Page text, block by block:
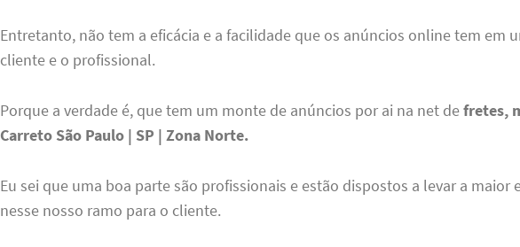
Entretanto, não tem a eficácia e a facilidade que os anúncios online tem em
cliente e o profissional.
Porque a verdade é, que tem um monte de anúncios por ai na net defretes,
Carreto São Paulo | SP | Zona Norte.
Eu sei que uma boa parte são profissionais e estão dispostos a levar a maior
nesse nosso ramo para o cliente.